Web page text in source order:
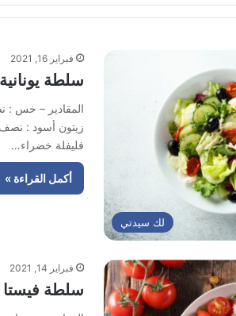
لك سيدتي
فبراير 16, 2021
سلطة
المقادير – خس
زيتون أسود :
فليفلة خضراء…
أكمل القراءة »
فبراير 14, 2021
سلطة فيستا